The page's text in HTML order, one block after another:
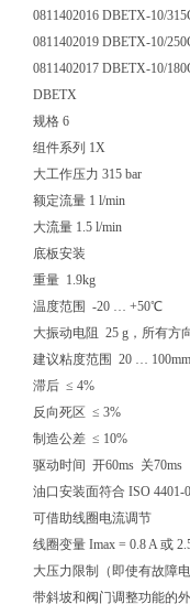
0811402016 DBETX-10/
0811402019 DBETX-10/
0811402017 DBETX-10/
DBETX
规格 6
组件系列 1X
大工作压力 315 bar
额定流量 1 l/min
大流量 1.5 l/min
底板安装
重量 1.9kg
温度范围 -20 … +50℃
大振动电阻 25 g，所有方
建议粘度范围 20 …
滞后 ≤ 4%
反向死区 ≤ 3%
制造公差 ≤ 10%
驱动时间 开60ms 关70ms
油口安装面符合 ISO 4401-
可借助线圈电流调节
线圈变量 Imax = 0.8 A 或
大压力限制（即使有故障
带斜坡和阀门调整功能的